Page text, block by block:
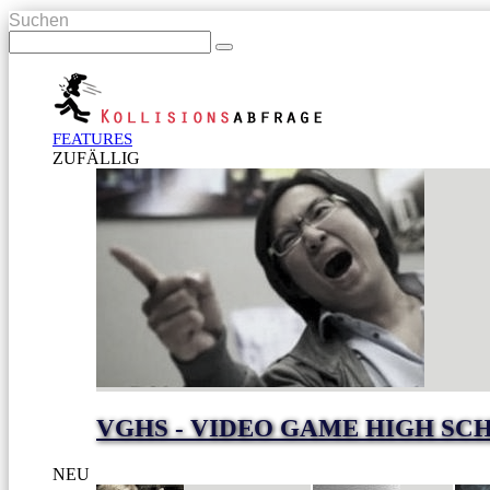
Suchen
FEATURES
ZUFÄLLIG
VGHS - VIDEO GAME HIGH
NEU